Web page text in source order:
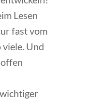
Lesen
fast vom
viele. Und